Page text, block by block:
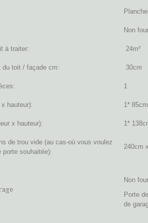
Non
à traiter: 24m²
du toit / façade cm: 30cm
1
x hauteur): 1*
x hauteur): 1*
de trou vide (au cas-où vous voulez
porte souhaitée):
240cm
Non
Porte
de